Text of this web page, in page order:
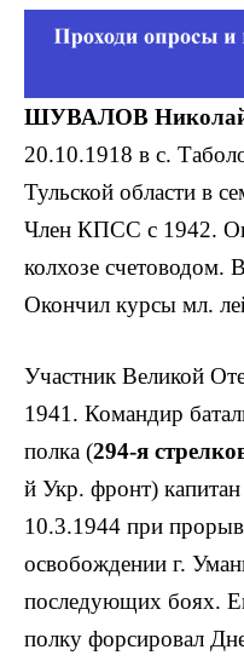
ШУВАЛОВ
20.10.1918 в с.
Тульской области в
Член КПСС с 1942.
колхозе счетоводом.
Окончил курсы мл.
Участник Великой
1941. Командир
полка (294-я
й Укр. фронт)
10.3.1944 при
освобожде­нии г.
последую­щих боях.
полку форсировал